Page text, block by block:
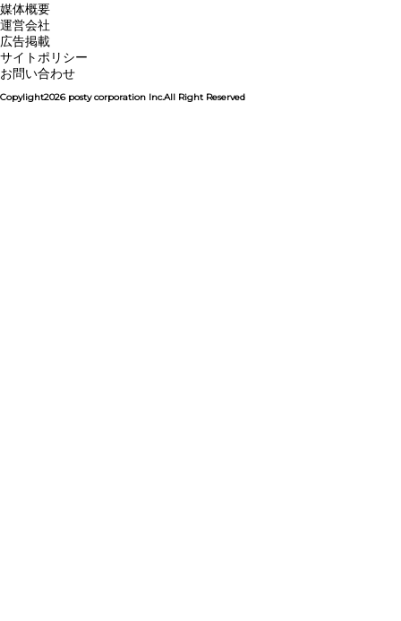
媒体概要
運営会社
広告掲載
サイトポリシー
お問い合わせ
Copylight2026 posty corporation Inc.All Right Reserved